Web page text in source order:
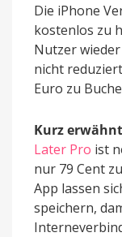
Die iPhone
kostenlos zu
Nutzer
nicht
Euro zu
Kurz
Later Pro ist
nur 79 Cent
App lassen
speichern,